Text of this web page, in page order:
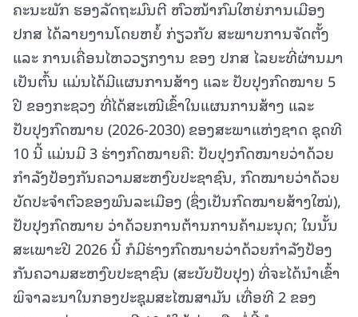
ຄະນະພັກ ຮອງລັດຖະມົນຕີ ຫົວໜ້າກົມໃຫຍ່ການເມືອງ
ປກສ ໄດ້ລາຍງານໂດຍຫຍໍ້ ກ່ຽວກັບ ສະພາບການຈັດຕັ້ງ
ແລະ ການເຄື່ອນໄຫວວຽກງານ ຂອງ ປກສ ໄລຍະທີ່ຜ່ານມາ
ເປັນຕົ້ນ ແມ່ນໄດ້ມີແຜນການສ້າງ ແລະ ປັບປຸງກົດໝາຍ 5
ປີ ຂອງກະຊວງ ທີ່ໄດ້ສະເໜີເຂົ້າໃນແຜນການສ້າງ ແລະ
ປັບປຸງກົດໝາຍ (2026-2030) ຂອງສະພາແຫ່ງຊາດ ຊຸດທີ
10 ນີ້ ແມ່ນມີ 3 ຮ່າງກົດໝາຍຄື: ປັບປຸງກົດໝາຍວ່າດ້ວຍ
ກໍາລັງປ້ອງກັນຄວາມສະຫງົບປະຊາຊົນ, ກົດໝາຍວ່າດ້ວຍ
ບັດປະຈໍາຕົວຂອງພົນລະເມືອງ (ຊຶ່ງເປັນກົດໝາຍສ້າງໃໝ່),
ປັບປຸງກົດໝາຍ ວ່າດ້ວຍການຕ້ານການຄ້າມະນຸດ; ໃນນັ້ນ
ສະເພາະປີ 2026 ນີ້ ກໍມີຮ່າງກົດໝາຍວ່າດ້ວຍກໍາລັງປ້ອງ
ກັນຄວາມສະຫງົບປະຊາຊົນ (ສະບັບປັບປຸງ) ທີ່ຈະໄດ້ນໍາເຂົ້າ
ພິຈາລະນາໃນກອງປະຊຸມສະໄໝສາມັນ ເທື່ອທີ 2 ຂອງ